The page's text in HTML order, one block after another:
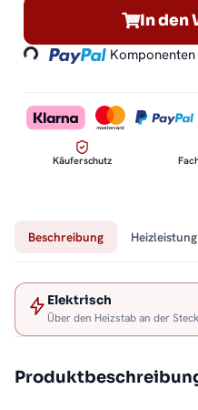
In den
Loading...
Käuferschutz
Beschreibung Heizleistung
Elektrisch
Über den Heizstab an der